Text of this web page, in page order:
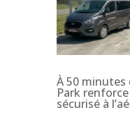
À 50 minutes
Park
sécurisé à